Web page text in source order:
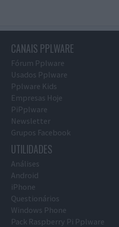
CANAIS PPLWARE
Fórum Pplware
Usados Pplware
Pplware Kids
Empresas Hoje
PiPplware
Newsletter
Grupos Facebook
UTILIDADES
Análises
Android
iPhone
Questionários
Windows Phone
Pack Raspberry Pi Pplware